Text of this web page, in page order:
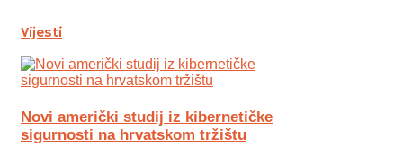
Vijesti
Novi američki studij iz kibernetičke
sigurnosti na hrvatskom tržištu